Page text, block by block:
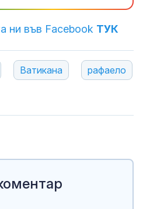
ни във Facebook ТУК
Ватикана рафаело